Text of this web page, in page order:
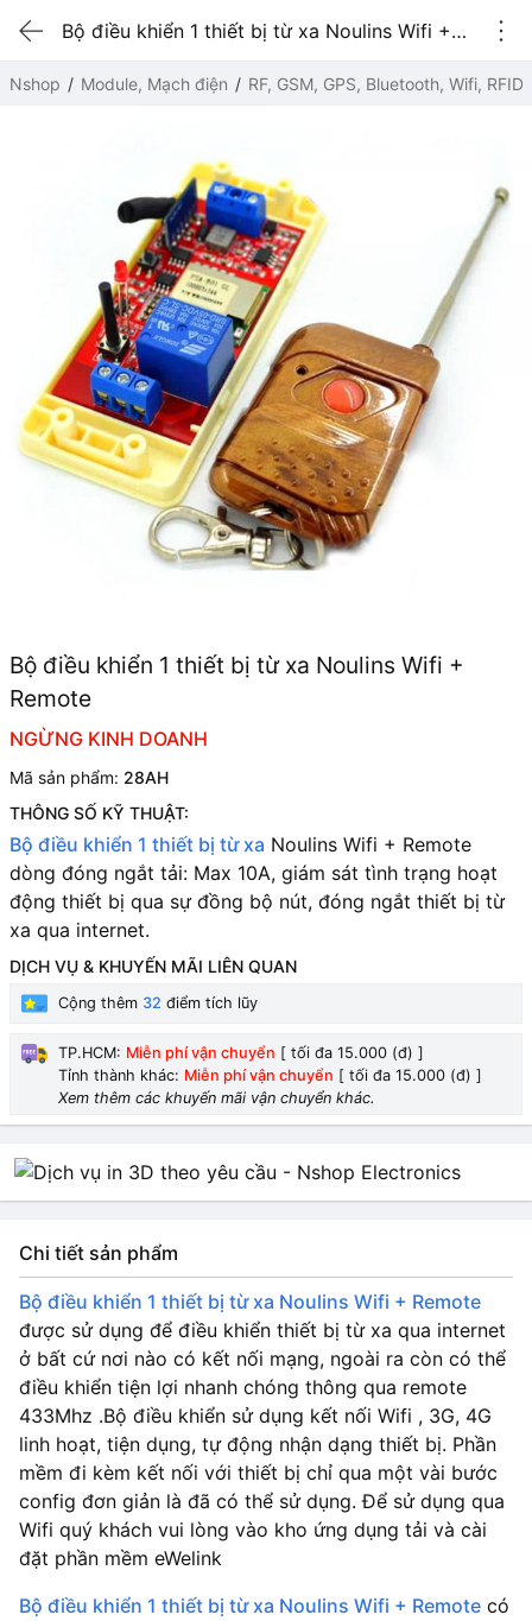
Bộ điều khiển 1 thiết bị từ xa Noulins Wifi + Remote
Nshop Module, Mạch điện RF, GSM, GPS, Bluetooth, Wifi, RFID
Bộ điều khiển 1 thiết bị từ xa Noulins Wifi +
Remote
NGỪNG KINH DOANH
Mã sản phẩm: 28AH
THÔNG SỐ KỸ THUẬT:
Bộ điều khiển 1 thiết bị từ xa Noulins Wifi + Remote
dòng đóng ngắt tải: Max 10A, giám sát tình trạng hoạt
động thiết bị qua sự đồng bộ nút, đóng ngắt thiết bị từ
xa qua internet.
DỊCH VỤ & KHUYẾN MÃI LIÊN QUAN
Cộng thêm 32 điểm tích lũy
TP.HCM: Miễn phí vận chuyển [ tối đa 15.000 (đ) ]
Tỉnh thành khác: Miễn phí vận chuyển [ tối đa 15.000 (đ) ]
Xem thêm các khuyến mãi vận chuyển khác.
Chi tiết sản phẩm
Bộ điều khiển 1 thiết bị từ xa Noulins Wifi + Remote
được sử dụng để điều khiển thiết bị từ xa qua internet
ở bất cứ nơi nào có kết nối mạng, ngoài ra còn có thể
điều khiển tiện lợi nhanh chóng thông qua remote
433Mhz .Bộ điều khiển sử dụng kết nối Wifi , 3G, 4G
linh hoạt, tiện dụng, tự động nhận dạng thiết bị. Phần
mềm đi kèm kết nối với thiết bị chỉ qua một vài bước
config đơn giản là đã có thể sử dụng. Để sử dụng qua
Wifi quý khách vui lòng vào kho ứng dụng tải và cài
đặt phần mềm eWelink
Bộ điều khiển 1 thiết bị từ xa Noulins Wifi + Remote có